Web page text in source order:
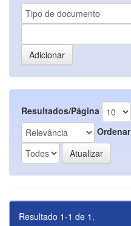
Resultados/Página
Ordenar
Resultado 1-1 de 1.